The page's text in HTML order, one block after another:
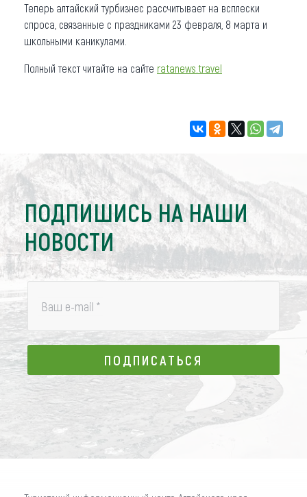
Теперь алтайский турбизнес рассчитывает на всплески
спроса, связанные с праздниками 23 февраля, 8 марта и
школьными каникулами.
Полный текст читайте на сайте ratanews.travel
ПОДПИШИСЬ НА НАШИ
НОВОСТИ
Ваш e-mail *
ПОДПИСАТЬСЯ
ПОДПИСАТЬСЯ